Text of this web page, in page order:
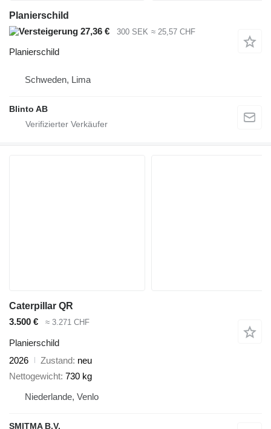
Planierschild
27,36 €
300 SEK ≈ 25,57 CHF
Planierschild
Schweden, Lima
Blinto AB
Caterpillar QR
3.500 €
≈ 3.271 CHF
Planierschild
2026
Zustand neu
Nettogewicht 730 kg
Niederlande, Venlo
SMITMA B.V.